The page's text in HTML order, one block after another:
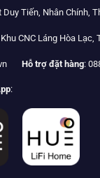
Duy Tiến, Nhân Chính,
CNC Láng Hòa Lạc,
Hỗ trợ đặt hàng:
: